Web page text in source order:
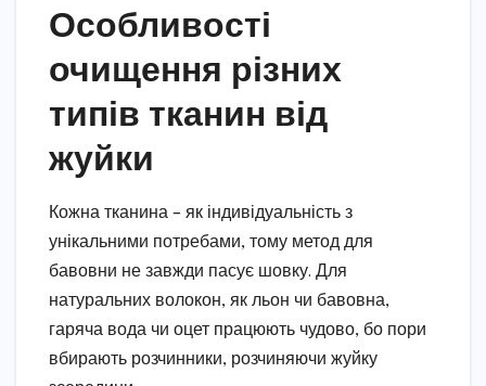
Особливості
очищення різних
типів тканин від
жуйки
Кожна тканина – як індивідуальність з
унікальними потребами, тому метод для
бавовни не завжди пасує шовку. Для
натуральних волокон, як льон чи бавовна,
гаряча вода чи оцет працюють чудово, бо пори
вбирають розчинники, розчиняючи жуйку